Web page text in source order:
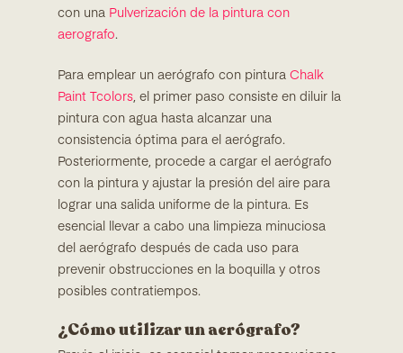
con una Pulverización de la pintura con
aerografo.
Para emplear un aerógrafo con pintura Chalk
Paint Tcolors, el primer paso consiste en diluir la
pintura con agua hasta alcanzar una
consistencia óptima para el aerógrafo.
Posteriormente, procede a cargar el aerógrafo
con la pintura y ajustar la presión del aire para
lograr una salida uniforme de la pintura. Es
esencial llevar a cabo una limpieza minuciosa
del aerógrafo después de cada uso para
prevenir obstrucciones en la boquilla y otros
posibles contratiempos.
¿Cómo utilizar un aerógrafo?